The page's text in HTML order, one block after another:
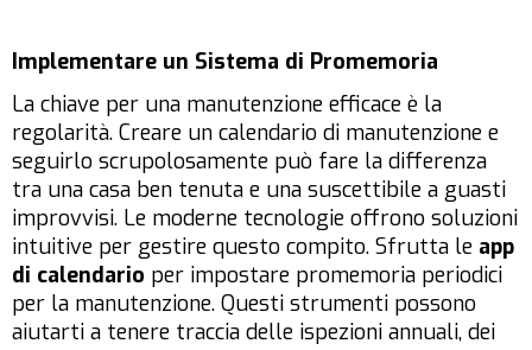
Implementare un Sistema di Promemoria
La chiave per una manutenzione efficace è la
regolarità. Creare un calendario di manutenzione e
seguirlo scrupolosamente può fare la differenza
tra una casa ben tenuta e una suscettibile a guasti
improvvisi. Le moderne tecnologie offrono soluzioni
intuitive per gestire questo compito. Sfrutta le app
di calendario per impostare promemoria periodici
per la manutenzione. Questi strumenti possono
aiutarti a tenere traccia delle ispezioni annuali, dei